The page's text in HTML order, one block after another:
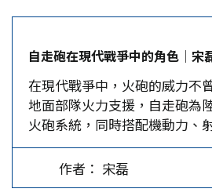
勢，生產效率極高，同時人工
低廉，導致電動車的價格競爭
車的成本比西方同類汽車低
拉丁美洲、中東和非洲加速擴
則正逐漸沒落。三菱汽車直接
年11月，日產（Nissan）裁員
20%，第三季度營業利潤下降
2024年1月以來已下降30%。
行。近年來，OECD與EU亦逐
列，要求會員國須在預算書裡
訊，顯示對稅式支出重視的程
空中揮舞唐吉軻德的棍子欺瞞
為笑話 拜登在卸任總統前夕，
重罪嫌疑的兒子，理由是不信
父親的角色不難理解拜登的心
統，吐槽自己國家的司法，完
格。四年任期的拜登徒留一個
好印證了美國真的在走下坡，
稱讓美國再次偉大，實則是美
自走砲在現代戰爭中的角色│宋
在現代戰爭中，火砲的威力不
地面部隊火力支援，自走砲為
火砲系統，同時搭配機動力、
勢，已成為各國步兵火力支援
走砲 M-109A7自走砲為M-109
統，也是美軍下一代自走砲的
作者： 宋磊